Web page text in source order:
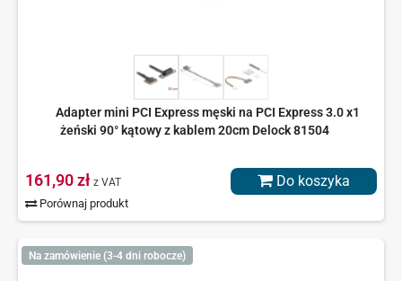
Adapter mini PCI Express męski na PCI Express 3.0 x1
żeński 90° kątowy z kablem 20cm Delock 81504
161,90 zł z VAT
Porównaj produkt
Do koszyka
Na zamówienie (3-4 dni robocze)